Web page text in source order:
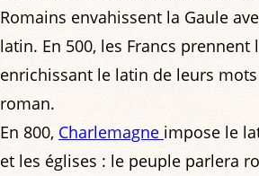
Romains envahissent la Gaule
latin. En 500, les Francs prennent
enrichissant le latin de leurs
roman.
En 800, Charlemagne impose le
et les églises : le peuple parlera